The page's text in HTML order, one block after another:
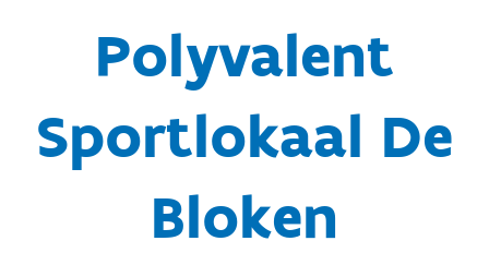
Polyvalent
Sportlokaal De
Bloken